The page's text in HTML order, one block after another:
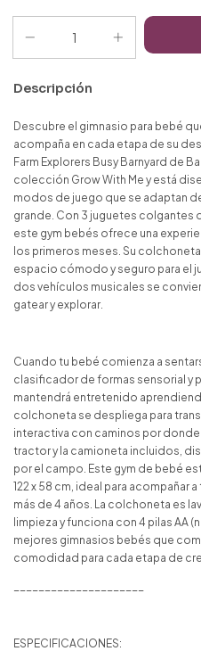
Descripción
Descubre el gimnasio para bebé
acompaña en cada etapa de su
Farm Explorers Busy Barnyard de
colección Grow With Me y está
modos de juego que se adaptan
grande. Con 3 juguetes colgantes
este gym bebés ofrece una
los primeros meses. Su
espacio cómodo y seguro para el
dos vehículos musicales se
gatear y explorar.
Cuando tu bebé comienza a
clasificador de formas sensorial y
mantendrá entretenido
colchoneta se despliega para
interactiva con caminos por
tractor y la camioneta incluidos,
por el campo. Este gym de bebé
122 x 58 cm, ideal para acompañar
más de 4 años. La colchoneta es
limpieza y funciona con 4 pilas AA
mejores gimnasios bebés que
comodidad para cada etapa de
ESPECIFICACIONES: